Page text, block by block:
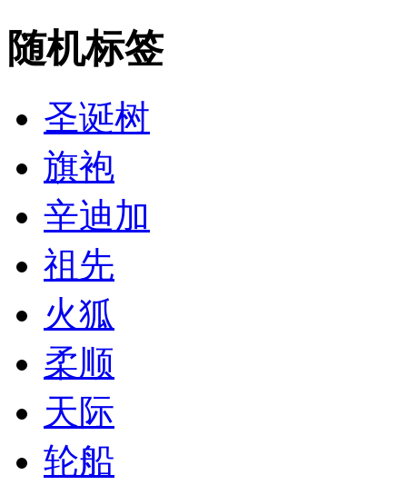
随机标签
圣诞树
旗袍
辛迪加
祖先
火狐
柔顺
天际
轮船